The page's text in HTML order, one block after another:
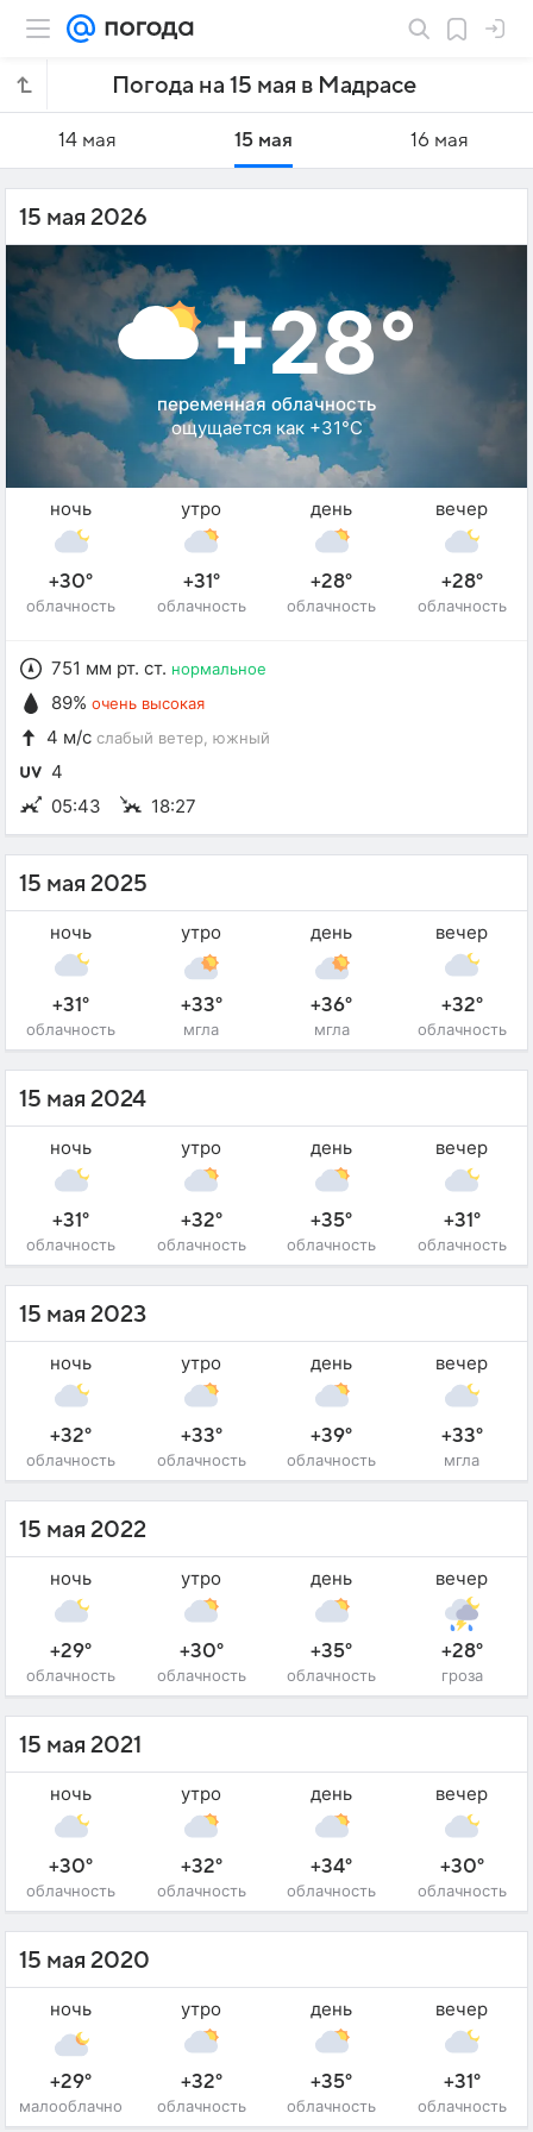
Погода на 15 мая в Мадрасе
14 мая 15 мая 16 мая
15 мая 2026
+28°
переменная облачность
ощущается как +31°C
ночь
+30°
облачность
утро
+31°
облачность
день
+28°
облачность
вечер
+28°
облачность
751 мм рт. ст. нормальное
89% очень высокая
4 м/с слабый ветер , южный
4
05:43
18:27
15 мая 2025
ночь
+31°
облачность
утро
+33°
мгла
день
+36°
мгла
вечер
+32°
облачность
15 мая 2024
ночь
+31°
облачность
утро
+32°
облачность
день
+35°
облачность
вечер
+31°
облачность
15 мая 2023
ночь
+32°
облачность
утро
+33°
облачность
день
+39°
облачность
вечер
+33°
мгла
15 мая 2022
ночь
+29°
облачность
утро
+30°
облачность
день
+35°
облачность
вечер
+28°
гроза
15 мая 2021
ночь
+30°
облачность
утро
+32°
облачность
день
+34°
облачность
вечер
+30°
облачность
15 мая 2020
ночь
+29°
малооблачно
утро
+32°
облачность
день
+35°
облачность
вечер
+31°
облачность